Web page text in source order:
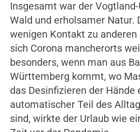
Insgesamt war der
Wald und erholsamer Natur.
wenigen Kontakt zu
sich Corona mancherorts
besonders, wenn man aus
Württemberg kommt, wo
das Desinfizieren der Hände
automatischer Teil des
sind, wirkte der Urlaub wie